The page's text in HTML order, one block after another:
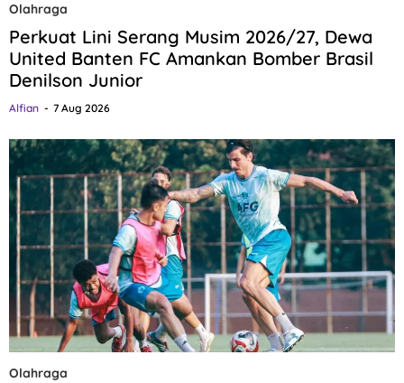
Olahraga
Perkuat Lini Serang Musim 2026/27, Dewa
United Banten FC Amankan Bomber Brasil
Denilson Junior
Alfian 7 Aug 2026
Olahraga